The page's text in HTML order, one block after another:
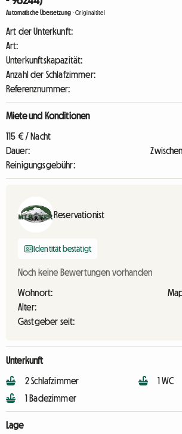
Automatische Übersetzung -Originaltitel
Art der Unterkunft:
Art:
Unterkunftskapazität:
Anzahl der Schlafzimmer:
Referenznummer:
Miete und Konditionen
115 € / Nacht
Dauer:
Reinigungsgebühr:
Reservationist
Identität bestätigt
Noch keine Bewertungen vorhanden
Wohnort:
Alter:
Gastgeber seit:
Unterkunft
2 Schlafzimmer
1 Badezimmer
1 WC
Lage